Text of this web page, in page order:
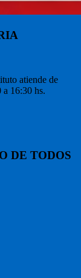
atiende de
16:30 hs.
DE TODOS